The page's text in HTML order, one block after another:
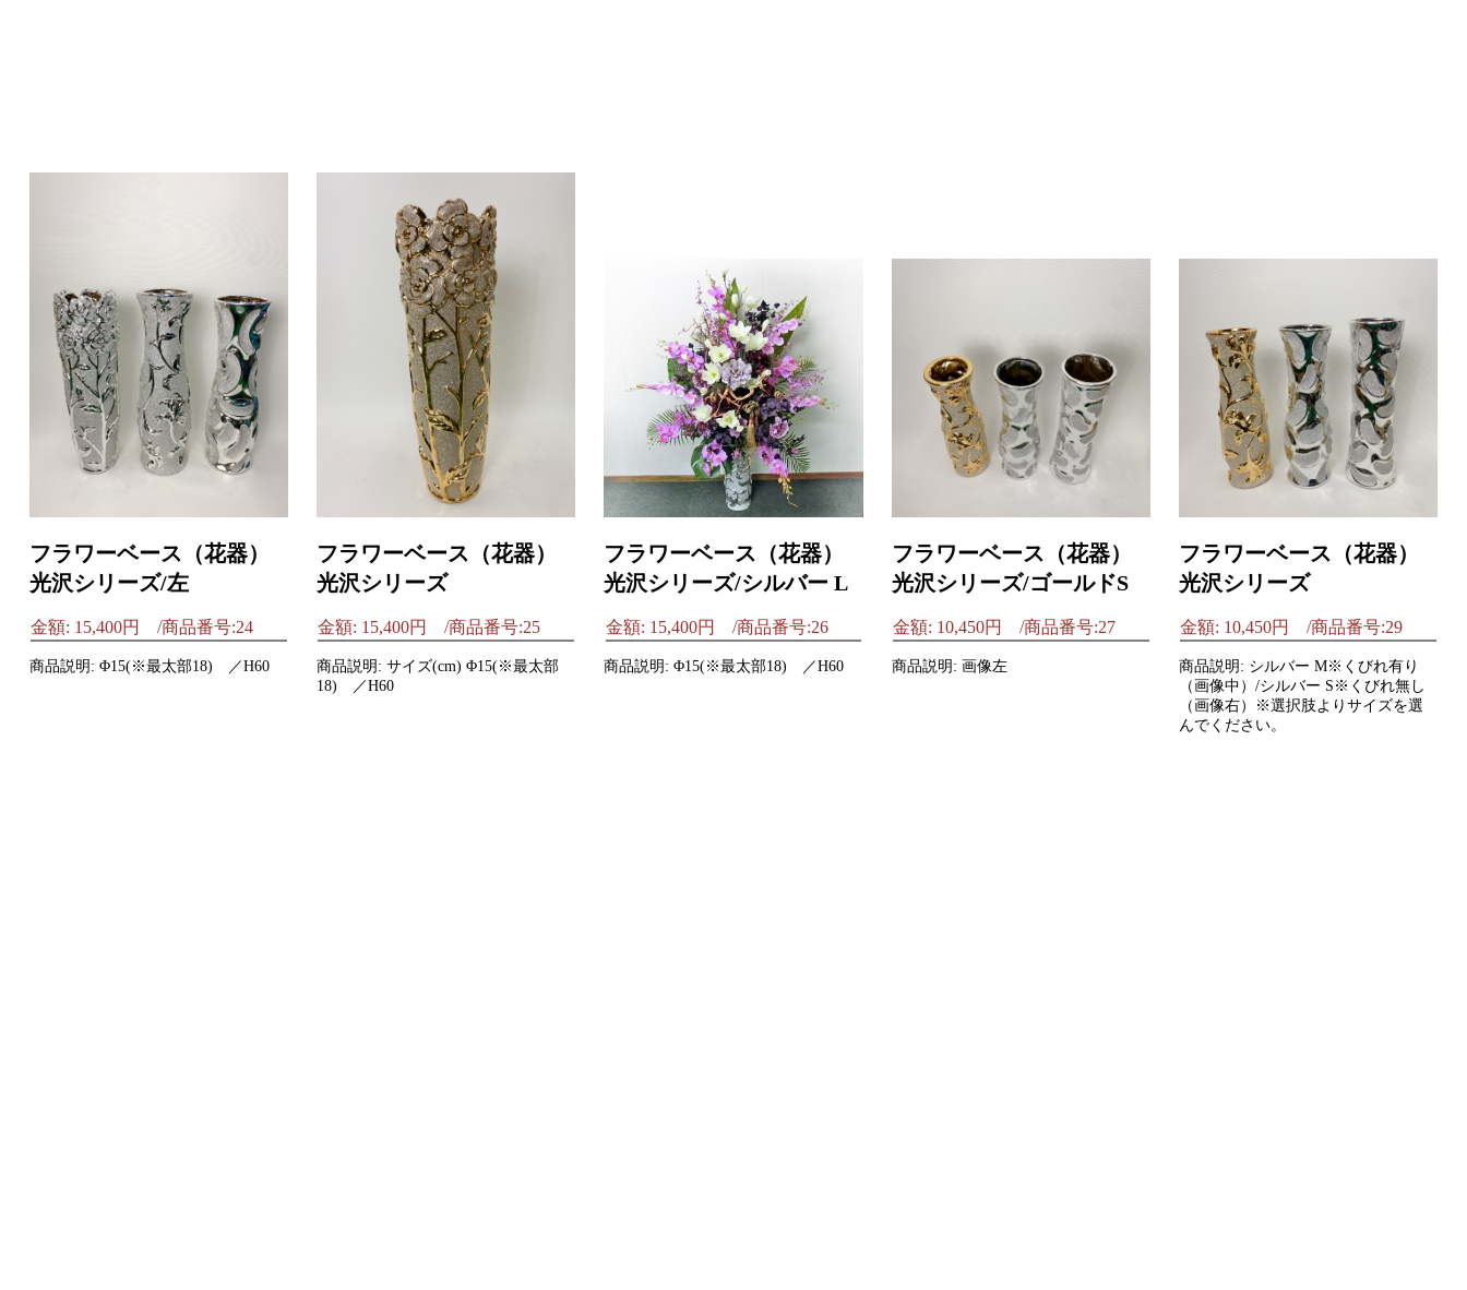
フラワーベース（花器）
光沢シリーズ/左
金額: 15,400円 /商品番号:24
商品説明: Φ15(※最太部18) ／H60
フラワーベース（花器）
光沢シリーズ
金額: 15,400円 /商品番号:25
商品説明: サイズ(cm) Φ15(※最太部
18) ／H60
フラワーベース（花器）
光沢シリーズ/シルバー L
金額: 15,400円 /商品番号:26
商品説明: Φ15(※最太部18) ／H60
フラワーベース（花器）
光沢シリーズ/ゴールドS
金額: 10,450円 /商品番号:27
商品説明: 画像左
フラワーベース（花器）
光沢シリーズ
金額: 10,450円 /商品番号:29
商品説明: シルバー M※くびれ有り
（画像中）/シルバー S※くびれ無し
（画像右）※選択肢よりサイズを選
んでください。